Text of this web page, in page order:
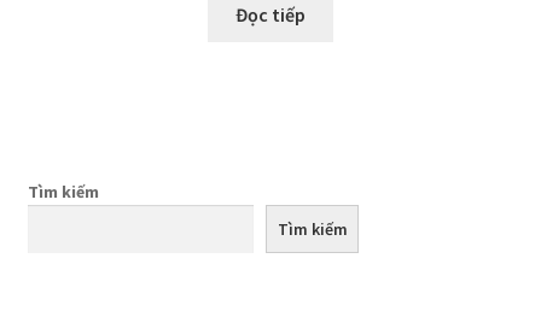
Đọc tiếp
Tìm kiếm
Tìm kiếm